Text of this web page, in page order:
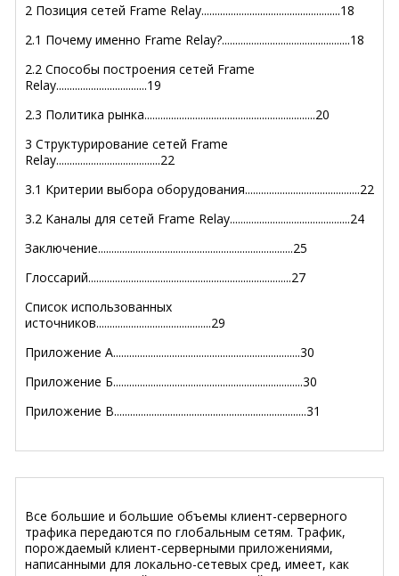
2 Позиция сетей Frame Relay....................................................18
2.1 Почему именно Frame Relay?................................................18
2.2 Способы построения сетей Frame
Relay..................................19
2.3 Политика рынка................................................................20
3 Структурирование сетей Frame
Relay.......................................22
3.1 Критерии выбора оборудования...........................................22
3.2 Каналы для сетей Frame Relay.............................................24
Заключение.........................................................................25
Глоссарий............................................................................27
Список использованных
источников...........................................29
Приложение А......................................................................30
Приложение Б.......................................................................30
Приложение В........................................................................31
Все большие и большие объемы клиент-серверного
трафика передаются по глобальным сетям. Трафик,
порождаемый клиент-серверными приложениями,
написанными для локально-сетевых сред, имеет, как